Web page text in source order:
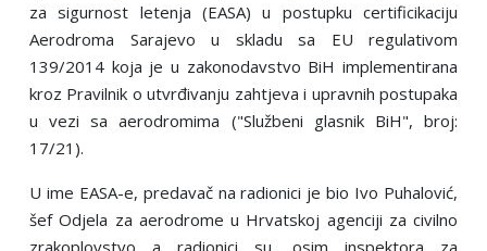
za sigurnost letenja (EASA) u postupku certificikaciju
Aerodroma Sarajevo u skladu sa EU regulativom
139/2014 koja je u zakonodavstvo BiH implementirana
kroz Pravilnik o utvrđivanju zahtjeva i upravnih postupaka
u vezi sa aerodromima ("Službeni glasnik BiH", broj:
17/21).
U ime EASA-e, predavač na radionici je bio Ivo Puhalović,
šef Odjela za aerodrome u Hrvatskoj agenciji za civilno